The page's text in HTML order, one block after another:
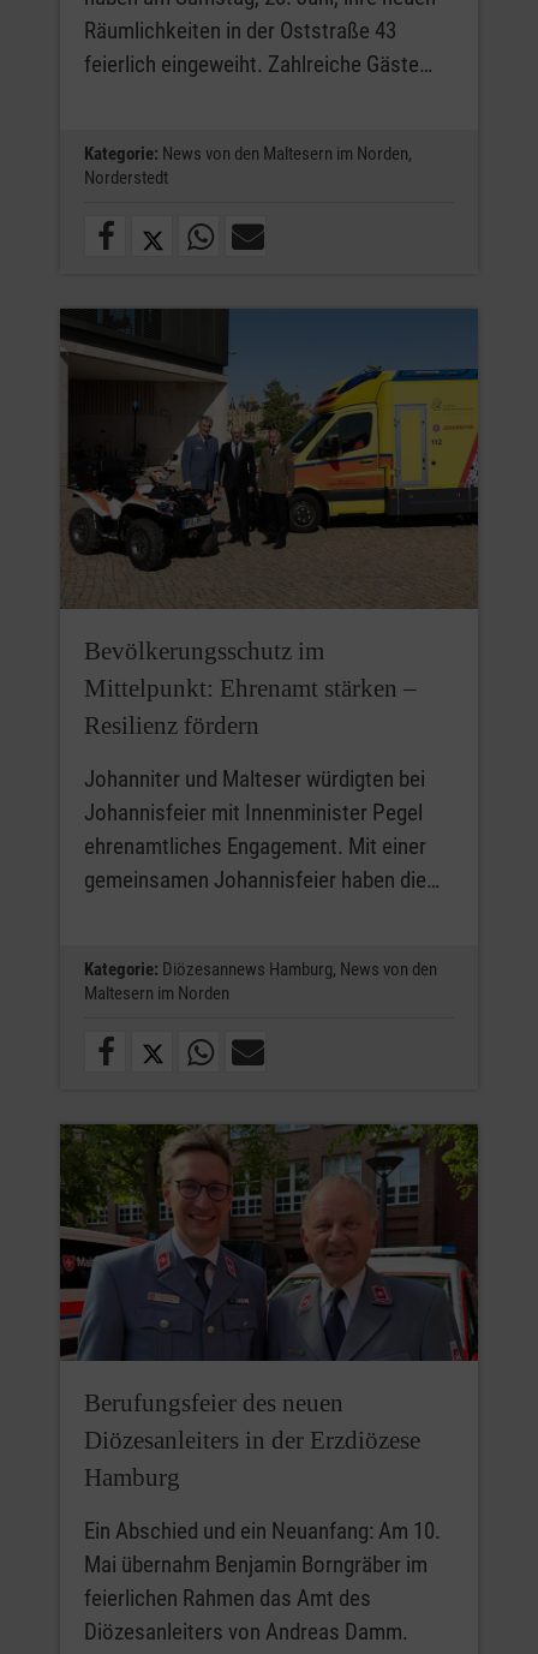
Räumlichkeiten in der Oststraße 43
feierlich eingeweiht. Zahlreiche Gäste…
Kategorie: News von den Maltesern im Norden,
Norderstedt
Bevölkerungsschutz im
Mittelpunkt: Ehrenamt stärken –
Resilienz fördern
Johanniter und Malteser würdigten bei
Johannisfeier mit Innenminister Pegel
ehrenamtliches Engagement. Mit einer
gemeinsamen Johannisfeier haben die…
Kategorie: Diözesannews Hamburg, News von den
Maltesern im Norden
Berufungsfeier des neuen
Diözesanleiters in der Erzdiözese
Hamburg
Ein Abschied und ein Neuanfang: Am 10.
Mai übernahm Benjamin Borngräber im
feierlichen Rahmen das Amt des
Diözesanleiters von Andreas Damm.